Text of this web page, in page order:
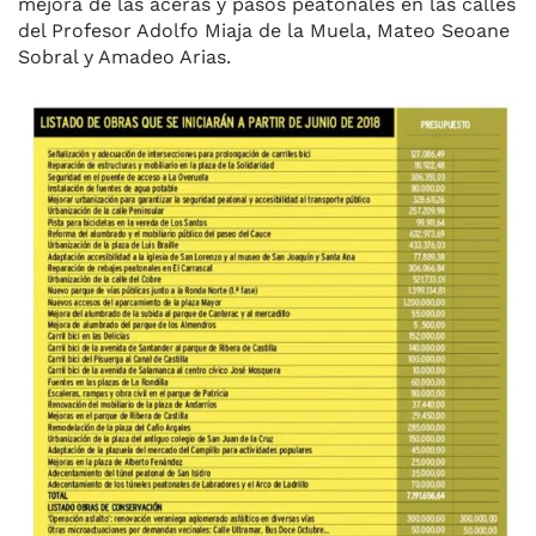
del Profesor Adolfo Miaja de la Muela, Mateo Seoane
Sobral y Amadeo Arias.